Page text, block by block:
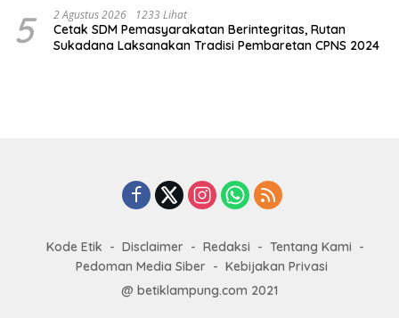
5 2 Agustus 2026 1233 Lihat
Cetak SDM Pemasyarakatan Berintegritas, Rutan
Sukadana Laksanakan Tradisi Pembaretan CPNS 2024
Kode Etik Disclaimer Redaksi
Tentang Kami
Pedoman Media Siber
Kebijakan Privasi
@ betiklampung.com 2021